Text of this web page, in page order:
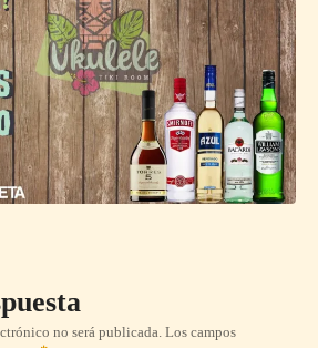
no será publicada. Los campos